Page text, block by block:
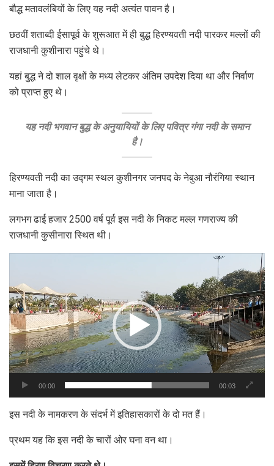
बौद्ध मतावलंबियों के लिए यह नदी अत्यंत पावन है।
छठवीं शताब्दी ईसापूर्व के शुरूआत में ही बुद्ध हिरण्यवती नदी पारकर मल्लों की
राजधानी कुशीनारा पहुंचे थे।
यहां बुद्ध ने दो शाल वृक्षों के मध्य लेटकर अंतिम उपदेश दिया था और निर्वाण
को प्राप्त हुए थे।
यह नदी भगवान बुद्ध के अनुयायियों के लिए पवित्र गंगा नदी के समान
है।
हिरण्यवती नदी का उद्गम स्थल कुशीनगर जनपद के नेबुआ नौरंगिया स्थान
माना जाता है।
लगभग ढाई हजार 2500 वर्ष पूर्व इस नदी के निकट मल्ल गणराज्य की
राजधानी कुसीनारा स्थित थी।
00:00 00:03
इस नदी के नामकरण के संदर्भ में इतिहासकारों के दो मत हैं।
प्रथम यह कि इस नदी के चारों ओर घना वन था।